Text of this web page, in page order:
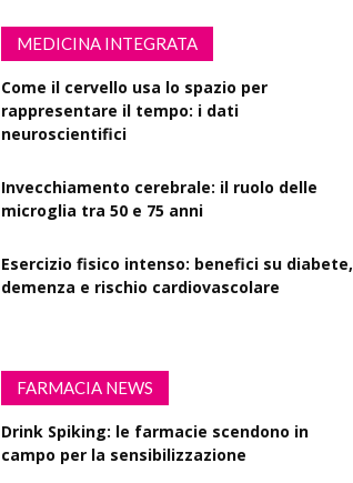
MEDICINA INTEGRATA
Come il cervello usa lo spazio per
rappresentare il tempo: i dati
neuroscientifici
Invecchiamento cerebrale: il ruolo delle
microglia tra 50 e 75 anni
Esercizio fisico intenso: benefici su diabete,
demenza e rischio cardiovascolare
FARMACIA NEWS
Drink Spiking: le farmacie scendono in
campo per la sensibilizzazione